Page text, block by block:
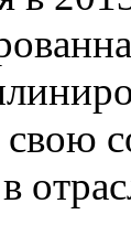
свою